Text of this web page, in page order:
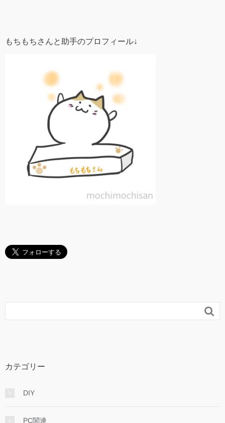
もちもちさんと助手のプロフィール↓

カテゴリー
DIY
PC関連